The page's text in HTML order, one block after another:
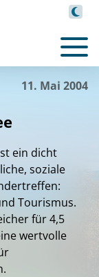
11. Mai 2004
ein dicht
soziale
Tourismus.
für 4,5
wertvolle